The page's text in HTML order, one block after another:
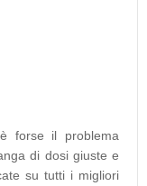
forse il problema
di dosi giuste e
su tutti i migliori